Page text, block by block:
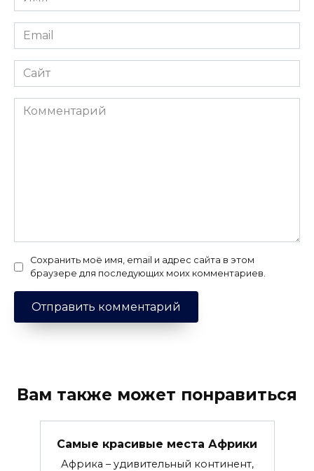
*
Email
*
Сайт
Комментарий
Сохранить моё имя, email и адрес сайта в этом
браузере для последующих моих комментариев.
Вам также может понравиться
Самые красивые места Африки
Африка – удивительный континент,